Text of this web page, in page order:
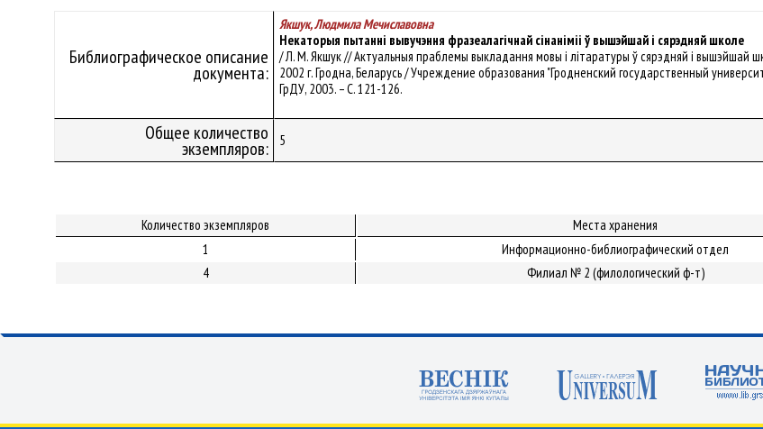
Библиографическое описание
документа:
Якшук, Людмила Мечиславовна
Некаторыя пытанні вывучэння фразеалагічнай сінаніміі ў вышэйшай і сярэдняй школе
/ Л. М. Якшук // Актуальныя праблемы выкладання мовы і літаратуры ў сярэдняй і вышэйшай
2002 г. Гродна, Беларусь / Учреждение образования "Гродненский государственный
ГрДУ, 2003. – С. 121-126.
Общее количество
экземпляров: 5
Количество экземпляров Места хранения
1
Информационно-библиографический отдел
4
Филиал № 2 (филологический ф-т)